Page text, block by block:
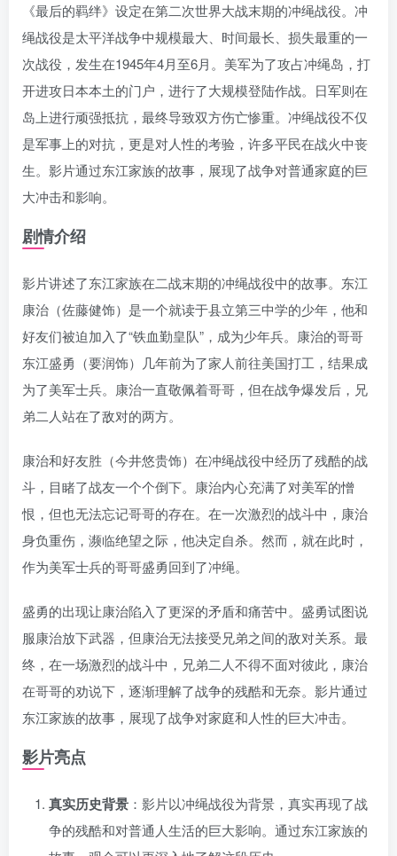
《最后的羁绊》设定在第二次世界大战末期的冲绳战役。冲
绳战役是太平洋战争中规模最大、时间最长、损失最重的一
次战役，发生在1945年4月至6月。美军为了攻占冲绳岛，打
开进攻日本本土的门户，进行了大规模登陆作战。日军则在
岛上进行顽强抵抗，最终导致双方伤亡惨重。冲绳战役不仅
是军事上的对抗，更是对人性的考验，许多平民在战火中丧
生。影片通过东江家族的故事，展现了战争对普通家庭的巨
大冲击和影响。
剧情介绍
影片讲述了东江家族在二战末期的冲绳战役中的故事。东江
康治（佐藤健饰）是一个就读于县立第三中学的少年，他和
好友们被迫加入了“铁血勤皇队”，成为少年兵。康治的哥哥
东江盛勇（要润饰）几年前为了家人前往美国打工，结果成
为了美军士兵。康治一直敬佩着哥哥，但在战争爆发后，兄
弟二人站在了敌对的两方。
康治和好友胜（今井悠贵饰）在冲绳战役中经历了残酷的战
斗，目睹了战友一个个倒下。康治内心充满了对美军的憎
恨，但也无法忘记哥哥的存在。在一次激烈的战斗中，康治
身负重伤，濒临绝望之际，他决定自杀。然而，就在此时，
作为美军士兵的哥哥盛勇回到了冲绳。
盛勇的出现让康治陷入了更深的矛盾和痛苦中。盛勇试图说
服康治放下武器，但康治无法接受兄弟之间的敌对关系。最
终，在一场激烈的战斗中，兄弟二人不得不面对彼此，康治
在哥哥的劝说下，逐渐理解了战争的残酷和无奈。影片通过
东江家族的故事，展现了战争对家庭和人性的巨大冲击。
影片亮点
真实历史背景 ：影片以冲绳战役为背景，真实再现了战
争的残酷和对普通人生活的巨大影响。通过东江家族的